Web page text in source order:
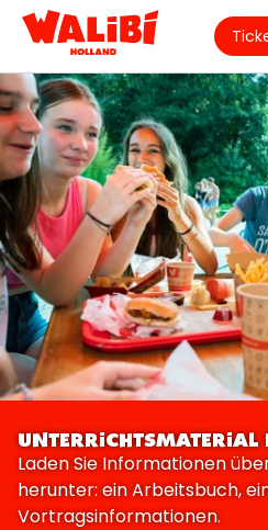
UNTERRICHTSMATERIAL
Laden Sie Informationen
herunter: ein Arbeitsbuch,
Vortragsinformationen.